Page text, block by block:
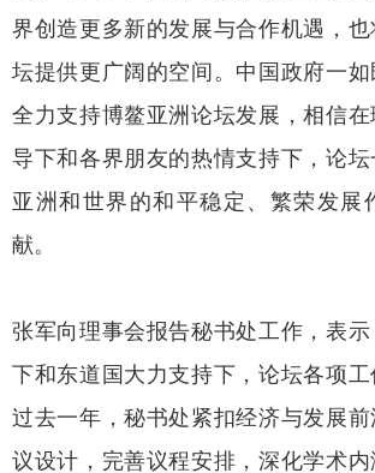
界创造更多新的发展与合作机遇，
坛提供更广阔的空间。中国政府一
全力支持博鳌亚洲论坛发展，相信
导下和各界朋友的热情支持下，论
亚洲和世界的和平稳定、繁荣发展
献。
张军向理事会报告秘书处工作，表
下和东道国大力支持下，论坛各项工
过去一年，秘书处紧扣经济与发展
议设计，完善议程安排，深化学术